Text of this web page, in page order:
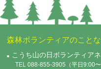
森林ボランティアのこと
こうち山の日ボランティア
TEL 088-855-3905（平日9:00〜